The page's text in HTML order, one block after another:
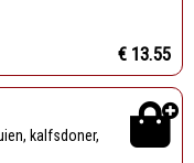
€ 13.55